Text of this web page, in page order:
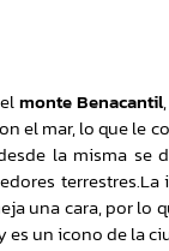
monte Benacantil
el mar, lo que le
la misma se
una cara, por lo
es un icono de la